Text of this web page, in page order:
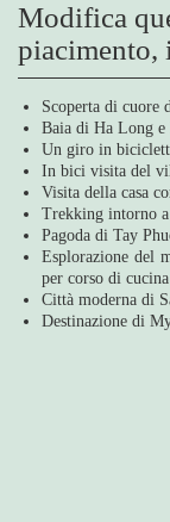
Modifica
piacimento,
Scoperta di cuore
Baia di Ha Long e
Un giro in
In bici visita del
Visita della casa
Trekking intorno
Pagoda di Tay
Esplorazione del
per corso di
Città moderna di
Destinazione di